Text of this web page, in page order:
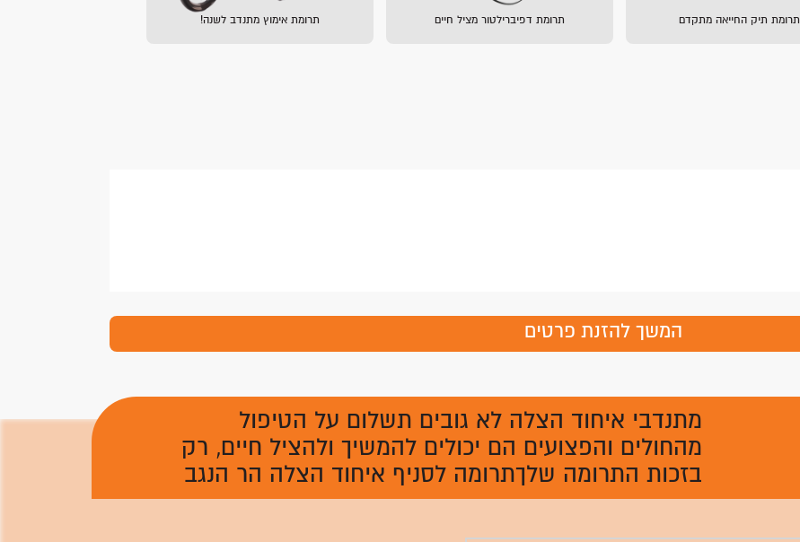
תרומת תיק החייאה מתקדם תרומת דפיברילטור מציל חיים תרומת אימוץ מתנדב לשנה!
המשך להזנת פרטים
מתנדבי איחוד הצלה לא גובים תשלום על הטיפול
מהחולים והפצועים הם יכולים להמשיך ולהציל חיים, רק
בזכות התרומה שלךתרומה לסניף איחוד הצלה הר הנגב